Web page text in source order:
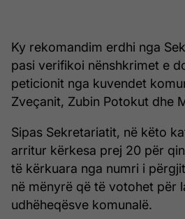
Ky rekomandim erdhi nga
pasi verifikoi nënshkrimet e
peticionit nga kuvendet
Zveçanit, Zubin Potokut dhe
Sipas Sekretariatit, në këto
arritur kërkesa prej 20 për
të kërkuara nga numri i
në mënyrë që të votohet për
udhëheqësve komunalë.